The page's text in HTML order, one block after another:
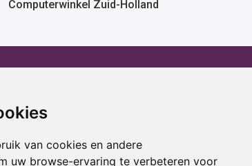
van cookies en andere
uw browse-ervaring te verbeteren voor
Computerwinkel Zuid-Holland
Cadeau ideeën
Print service